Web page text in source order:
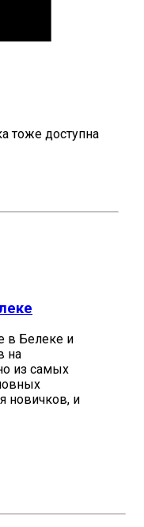
тоже доступна
в Белеке и
на
из самых
новичков, и